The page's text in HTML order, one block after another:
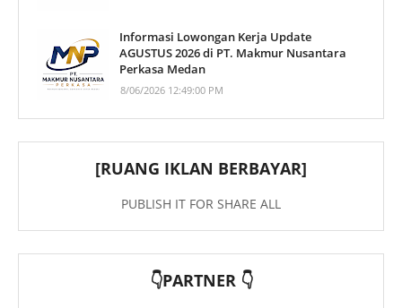
Informasi Lowongan Kerja Update
AGUSTUS 2026 di PT. Makmur Nusantara
Perkasa Medan
8/06/2026 12:49:00 PM
[RUANG IKLAN BERBAYAR]
PUBLISH IT FOR SHARE ALL
👇PARTNER 👇